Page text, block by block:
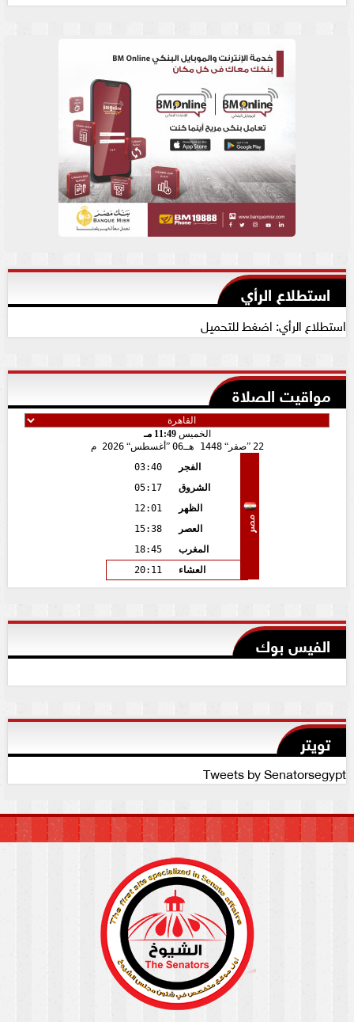
استطلاع الرأي
استطلاع الرأي: اضغط للتحميل
مواقيت الصلاة
الخميس11:49 مـ
22
صفر 1448 هـ 06 أغسطس 2026 م
مصر
الفجر
03:40
الشروق
05:17
الظهر
12:01
العصر
15:38
المغرب
18:45
العشاء
20:11
الفيس بوك
تويتر
Tweets by Senatorsegypt